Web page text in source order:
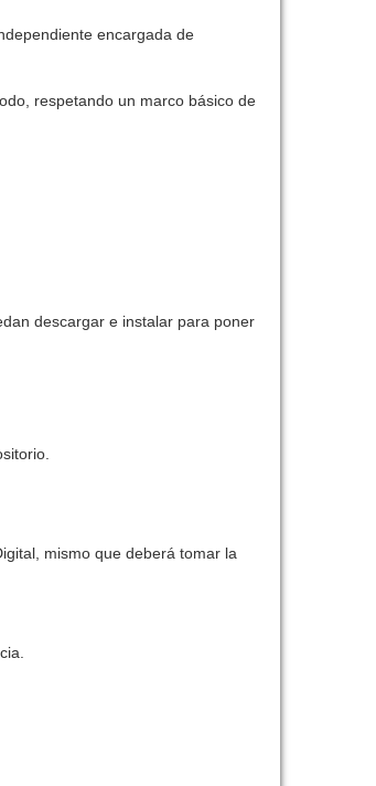
encargada de
respetando un marco básico de
descargar e instalar para poner
mismo que deberá tomar la